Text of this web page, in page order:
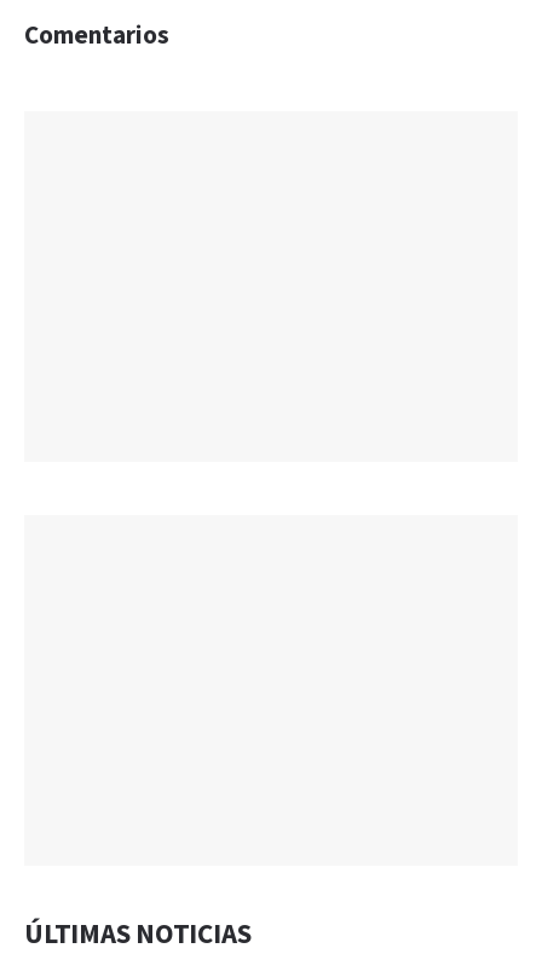
Comentarios
ÚLTIMAS NOTICIAS